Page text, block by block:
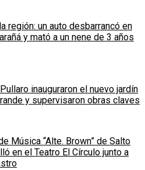
región: un auto desbarrancó en
y mató a un nene de 3 años
inauguraron el nuevo jardín
y supervisaron obras claves
Música “Alte. Brown” de Salto
en el Teatro El Círculo junto a